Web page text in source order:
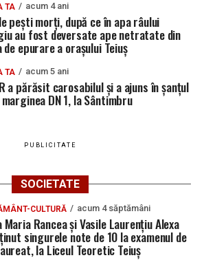
Teiuș
300.000 de euro, la Teiuș. Familia
că ancheta bate pasul pe loc, la
de la spargere
în Sântimbru, disponibile la 4
în Galda de Jos, disponibile la 4
AJOFM Alba a publicat lista posturilor
în Teiuș, disponibile la 4 august
Alba a publicat lista posturilor
TA acum 4 ani
pești morți, după ce în apa râului
au fost deversate ape netratate din
epurare a orașului Teiuș
TA acum 5 ani
a părăsit carosabilul și a ajuns în șanțul
DN 1, la Sântimbru
PUBLICITATE
SOCIETATE
CULTURĂ acum 4 săptămâni
Maria Rancea și Vasile Laurențiu Alexa
singurele note de 10 la examenul de
la Liceul Teoretic Teiuș